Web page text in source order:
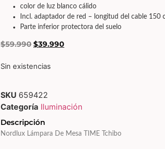
color de luz blanco cálido
Incl. adaptador de red – longitud del cable 150
Parte inferior protectora del suelo
$59.990 $39.990
Sin existencias
SKU 659422
Categoría Iluminación
Descripción
Nordlux Lámpara De Mesa TIME Tchibo